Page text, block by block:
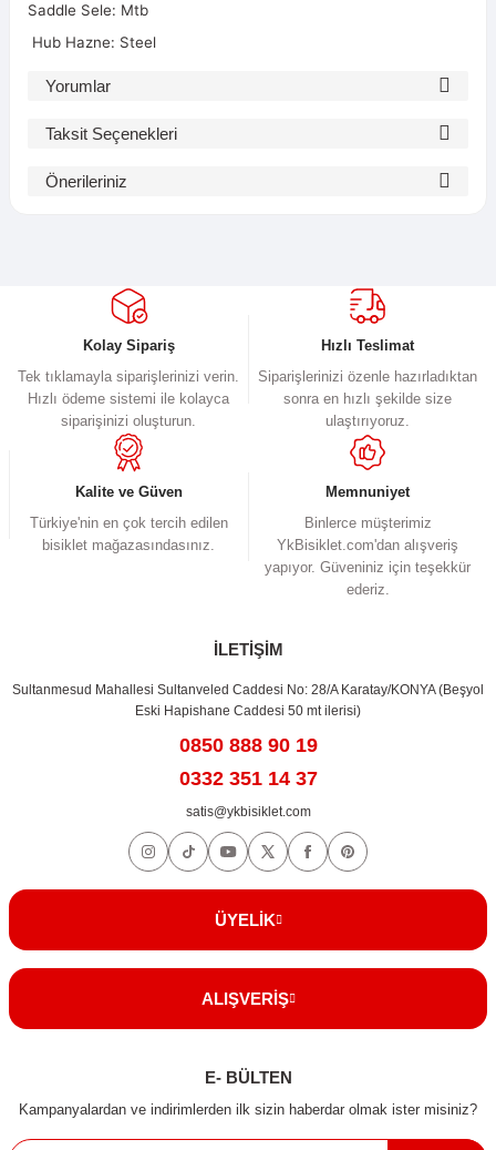
Saddle Sele: Mtb
Hub Hazne: Steel
Yorumlar
Taksit Seçenekleri
Önerileriniz
Görüş ve önerileriniz için teşekkür ederiz.
Ürün resmi kalitesiz, bozuk veya görüntülenemiyor.
Ürün açıklamasında eksik bilgiler bulunuyor.
Ürün bilgilerinde hatalar bulunuyor.
Ürün fiyatı diğer sitelerden daha pahalı.
Bu ürüne benzer farklı alternatifler olmalı.
Kolay Sipariş
Tek tıklamayla siparişlerinizi verin.
Hızlı ödeme sistemi ile kolayca
siparişinizi oluşturun.
Hızlı Teslimat
Siparişlerinizi özenle hazırladıktan
sonra en hızlı şekilde size
ulaştırıyoruz.
Kalite ve Güven
Türkiye'nin en çok tercih edilen
bisiklet mağazasındasınız.
Memnuniyet
Binlerce müşterimiz
YkBisiklet.com'dan alışveriş
yapıyor. Güveniniz için teşekkür
ederiz.
İLETİŞİM
Sultanmesud Mahallesi Sultanveled Caddesi No: 28/A Karatay/KONYA (Beşyol
Eski Hapishane Caddesi 50 mt ilerisi)
0850 888 90 19
0332 351 14 37
satis@ykbisiklet.com
ÜYELİK
ALIŞVERİŞ
E- BÜLTEN
Kampanyalardan ve indirimlerden ilk sizin haberdar olmak ister misiniz?